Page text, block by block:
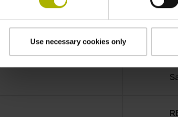
Use necessary cookies only